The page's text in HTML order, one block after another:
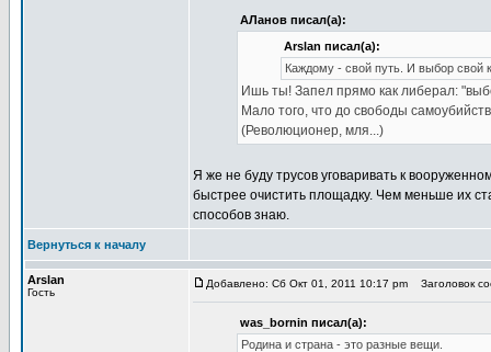
АЛанов писал(а):
Arslan писал(а):
Каждому - свой путь. И выбор свой
Ишь ты! Запел прямо как либерал:
Мало того, что до свободы
(Революционер, мля...)
Я же не буду трусов уговаривать к
быстрее очистить площадку. Чем меньше их
способов знаю.
Вернуться к началу
Arslan
Гость
Добавлено: Сб Окт 01, 2011 10:17 pm Заголовок
was_bornin писал(а):
Родина и страна - это разные вещи.